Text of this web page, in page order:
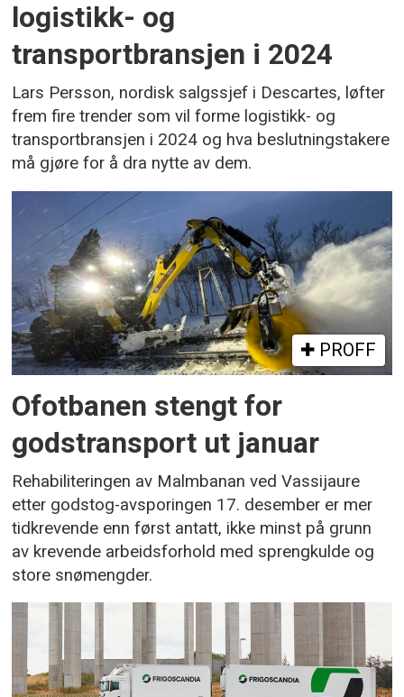
logistikk- og
transportbransjen i 2024
Lars Persson, nordisk salgssjef i Descartes, løfter
frem fire trender som vil forme logistikk- og
transportbransjen i 2024 og hva beslutningstakere
må gjøre for å dra nytte av dem.
PROFF
Ofotbanen stengt for
godstransport ut januar
Rehabiliteringen av Malmbanan ved Vassijaure
etter godstog-avsporingen 17. desember er mer
tidkrevende enn først antatt, ikke minst på grunn
av krevende arbeidsforhold med sprengkulde og
store snømengder.